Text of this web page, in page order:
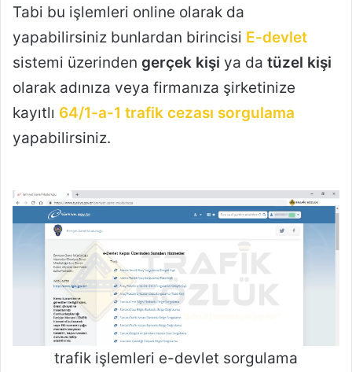
Tabi bu işlemleri online olarak da
yapabilirsiniz bunlardan birincisi E-devlet
sistemi üzerinden gerçek kişi ya da tüzel kişi
olarak adınıza veya firmanıza şirketinize
kayıtlı 64/1-a-1 trafik cezası sorgulama
yapabilirsiniz.
trafik işlemleri e-devlet sorgulama